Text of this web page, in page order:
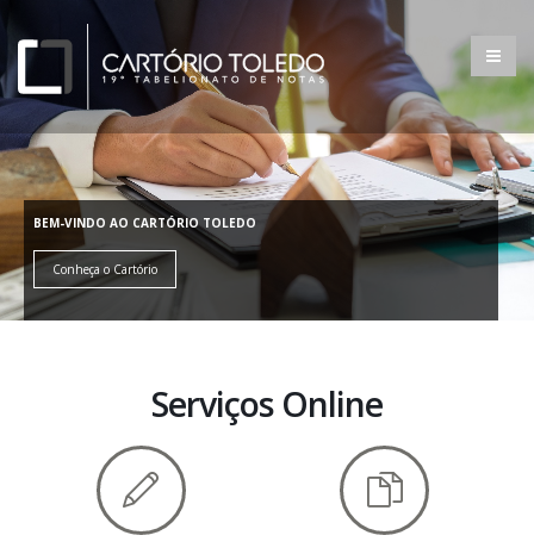
BEM-VINDO AO CARTÓRIO TOLEDO
Conheça o Cartório
Serviços Online